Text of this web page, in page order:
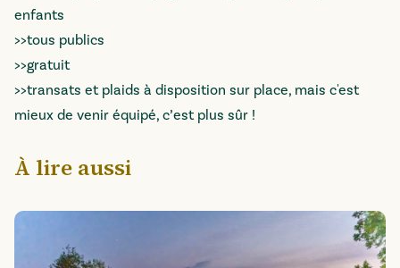
enfants
>>tous publics
>>gratuit
>>transats et plaids à disposition sur place, mais c'est
mieux de venir équipé, c’est plus sûr !
À lire aussi